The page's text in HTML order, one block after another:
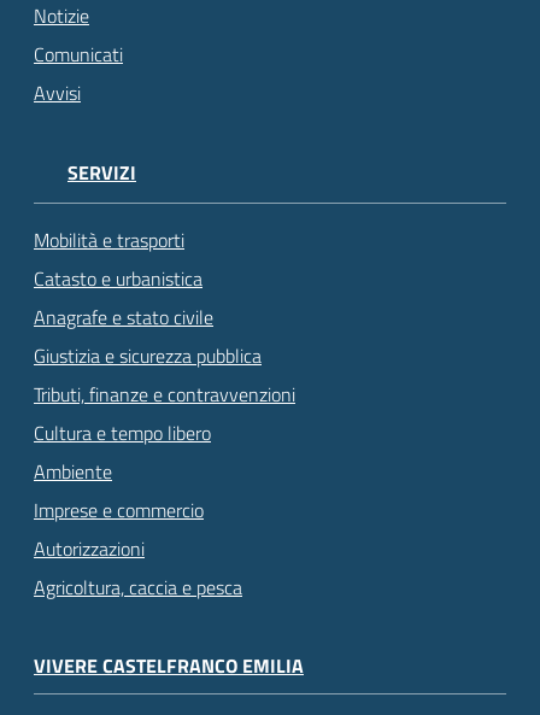
Notizie
Comunicati
Avvisi
SERVIZI
Mobilità e trasporti
Catasto e urbanistica
Anagrafe e stato civile
Giustizia e sicurezza pubblica
Tributi, finanze e contravvenzioni
Cultura e tempo libero
Ambiente
Imprese e commercio
Autorizzazioni
Agricoltura, caccia e pesca
VIVERE CASTELFRANCO EMILIA